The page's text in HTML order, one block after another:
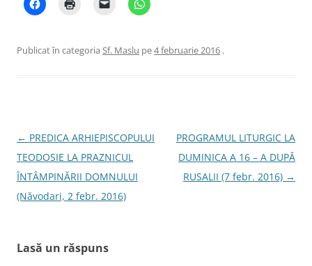
Publicat în categoria Sf. Maslu pe4 februarie 2016 .
Navigare
în
articole
← PREDICA ARHIEPISCOPULUI
TEODOSIE LA PRAZNICUL
ÎNTÂMPINĂRII DOMNULUI
(Năvodari, 2 febr. 2016)
PROGRAMUL LITURGIC LA
DUMINICA A 16 – A DUPĂ
RUSALII (7 febr. 2016) →
Lasă un răspuns